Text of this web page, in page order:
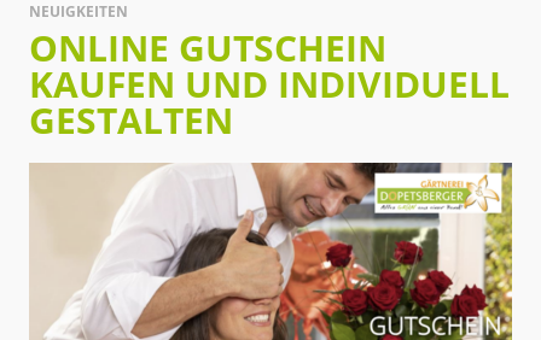
NEUIGKEITEN
ONLINE GUTSCHEIN
KAUFEN UND INDIVIDUELL
GESTALTEN